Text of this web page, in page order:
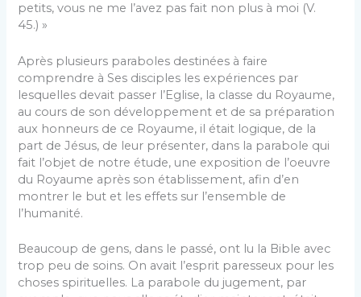
petits, vous ne me l’avez pas fait non plus à moi (V.
45.) »
Après plusieurs paraboles destinées à faire
comprendre à Ses disciples les expériences par
lesquelles devait passer l’Eglise, la classe du Royaume,
au cours de son développement et de sa préparation
aux honneurs de ce Royaume, il était logique, de la
part de Jésus, de leur présenter, dans la parabole qui
fait l’objet de notre étude, une exposition de l’oeuvre
du Royaume après son établissement, afin d’en
montrer le but et les effets sur l’ensemble de
l’humanité.
Beaucoup de gens, dans le passé, ont lu la Bible avec
trop peu de soins. On avait l’esprit paresseux pour les
choses spirituelles. La parabole du jugement, par